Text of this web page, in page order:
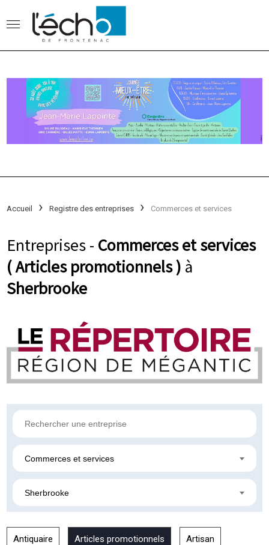
Accueil Registre des entreprises Commerces et services
Entreprises - Commerces et services
( Articles promotionnels ) à
Sherbrooke
Commerces et services
Sherbrooke
Antiquaire Articles promotionnels Artisan